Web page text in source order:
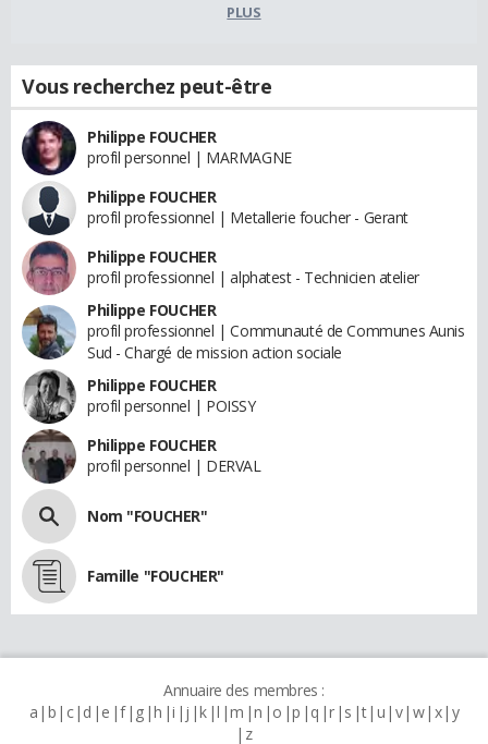
PLUS
Vous recherchez peut-être
Philippe FOUCHER
profil personnel | MARMAGNE
Philippe FOUCHER
profil professionnel | Metallerie foucher - Gerant
Philippe FOUCHER
profil professionnel | alphatest - Technicien atelier
Philippe FOUCHER
profil professionnel | Communauté de Communes Aunis
Sud - Chargé de mission action sociale
Philippe FOUCHER
profil personnel | POISSY
Philippe FOUCHER
profil personnel | DERVAL
Nom "FOUCHER"
Famille "FOUCHER"
Annuaire des membres :
a b c d e f g h i j k l m n o p q r s t u v w x y
z